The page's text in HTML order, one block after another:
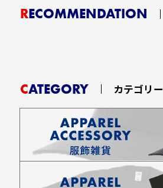
RECOMMENDATION
CATEGORY カテゴリー